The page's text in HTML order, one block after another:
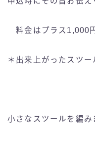
料金はプラス1,000
＊出来上がったスツ
小さなスツールを編み